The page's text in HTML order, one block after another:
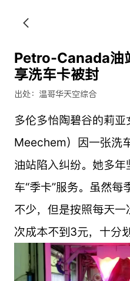
Petro-Canada油
享洗车卡被封
出处：温哥华天空综合
多伦多怡陶碧谷的莉
Meechem）因一张洗
油站陷入纠纷。她多
车“季卡”服务。虽然
不少，但是按照每天
次成本不到3元，十分划